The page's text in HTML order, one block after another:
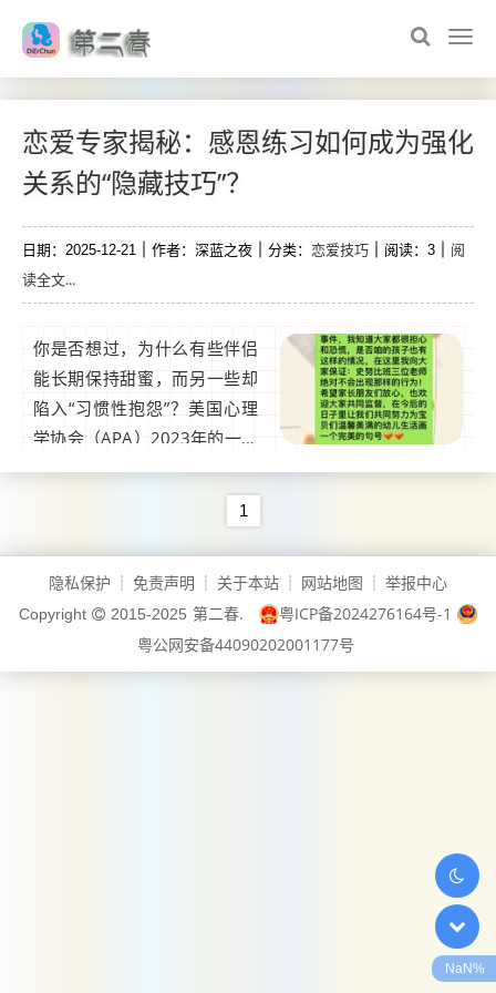
NaN%
恋爱专家揭秘：感恩练习如何成为强化
关系的“隐藏技巧”？
日期：2025-12-21 作者：深蓝之夜 分类： 恋爱技巧 阅读：3
阅
读全文...
你是否想过，为什么有些伴侣
能长期保持甜蜜，而另一些却
陷入“习惯性抱怨”？美国心理
学协会（APA）2023年的一项
研究发现，伴侣间定期表达感
恩能将关系满意度提升37%，
而这一“隐藏技巧”却常被忽
视，我们将从科学角度拆解“感
恩练习”的实操方法，并分享3
个关键场景中的恋爱技巧，助
你轻松升级亲密关系。为什么
感恩练习是关系“...
1
隐私保护 ┊ 免责声明 ┊ 关于本站 ┊ 网站地图 ┊ 举报中心
Copyright 2015-2025 第二春.
粤ICP备2024276164号-1
粤公网安备44090202001177号